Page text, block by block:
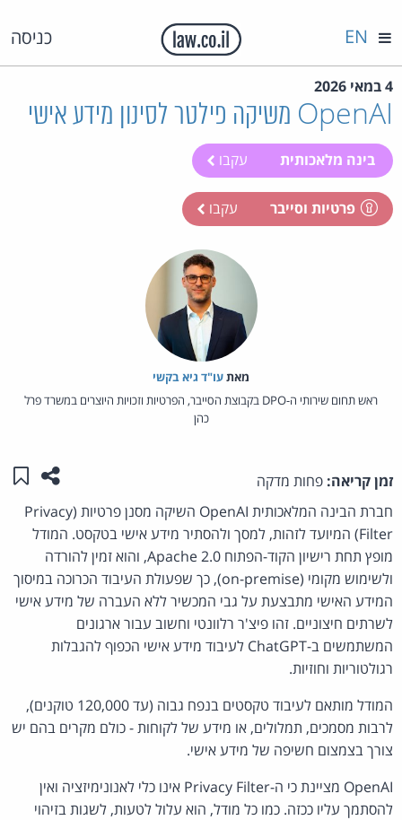
כניסה EN
4 במאי 2026
OpenAI משיקה פילטר לסינון מידע אישי
בינה מלאכותית עקבו
פרטיות וסייבר עקבו
מאת‏עו"ד גיא בקשי
ראש תחום שירותי ה-DPO בקבוצת הסייבר, הפרטיות וזכויות היוצרים במשרד פרל
כהן
זמן קריאה: פחות מדקה שתפו
חברת הבינה המלאכותית OpenAI השיקה מסנן פרטיות (Privacy
Filter) המיועד לזהות, למסך ולהסתיר מידע אישי בטקסט. המודל
מופץ תחת רישיון הקוד-הפתוח Apache 2.0, והוא זמין להורדה
ולשימוש מקומי (on-premise), כך שפעולת העיבוד הכרוכה במיסוך
המידע האישי מתבצעת על גבי המכשיר ללא העברה של מידע אישי
לשרתים חיצוניים. זהו פיצ'ר רלוונטי וחשוב עבור ארגונים
המשתמשים ב-ChatGPT לעיבוד מידע אישי הכפוף להגבלות
רגולטוריות וחוזיות.
המודל מותאם לעיבוד טקסטים בנפח גבוה (עד 120,000 טוקנים),
לרבות מסמכים, תמלולים, או מידע של לקוחות - כולם מקרים בהם יש
צורך בצמצום חשיפה של מידע אישי.
OpenAI מציינת כי ה-Privacy Filter אינו כלי לאנונימיזציה ואין
להסתמך עליו ככזה. כמו כל מודל, הוא עלול לטעות, לשגות בזיהוי